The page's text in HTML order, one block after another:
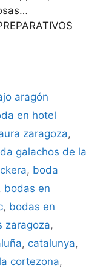
aragón
en hotel
zaragoza,
galachos de la
, boda
bodas en
, bodas en
zaragoza,
, catalunya,
cortezona,